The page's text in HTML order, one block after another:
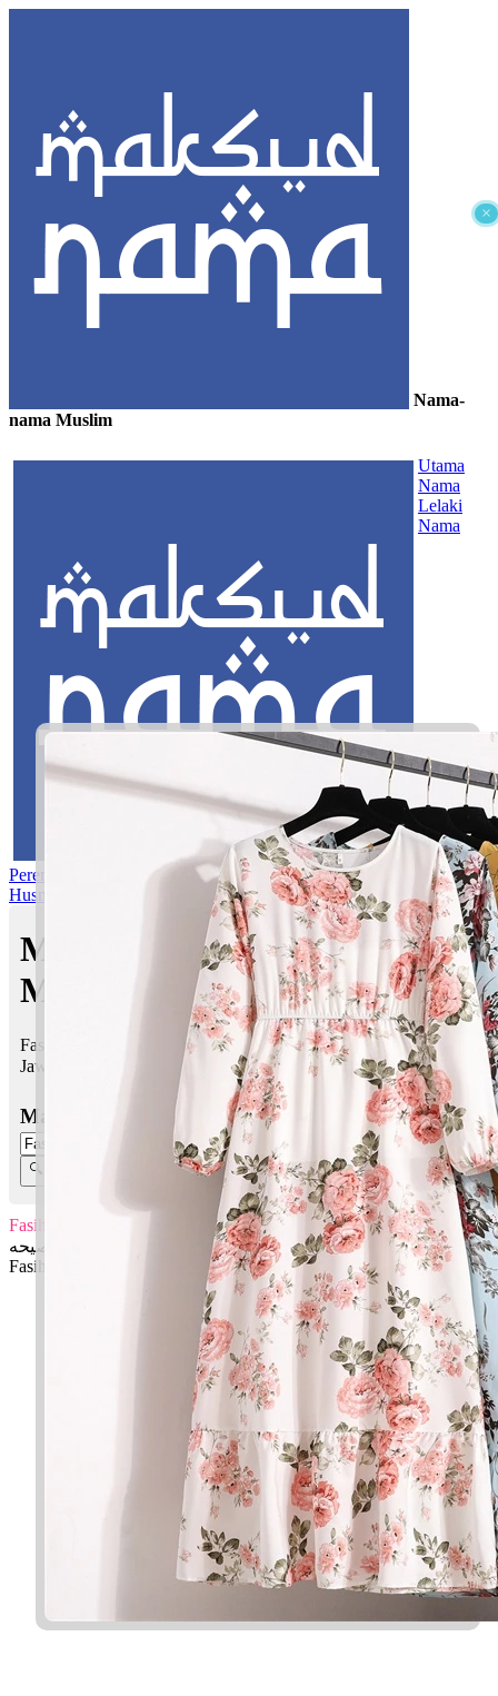
×
Nama-
nama Muslim
Utama
Nama
Lelaki
Nama
Perempuan Nama Pilihan Nama Gabungan Nama Rasul
Asma’ul
Husna
Maksud nama Fasihah |
Maksud Nama dalam Islam
Fasihah bermaksud Fasih bercakap
Jawi:
Masukkan Nama:
Fasihah
فصيحه
Fasihah: Fasih bercakap
✚ Baju Baby Custom Nama 'Fasihah'